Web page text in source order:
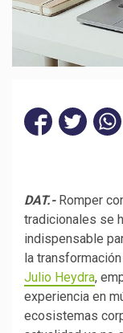
DAT.-Romper
tradicionales se
indispensable
la
Julio Heydra,
experiencia en
ecosistemas